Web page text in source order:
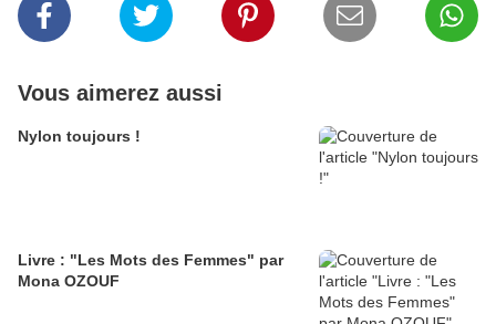
Vous aimerez aussi
Nylon toujours !
Livre : "Les Mots des Femmes" par
Mona OZOUF